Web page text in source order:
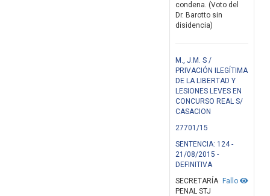
condena. (Voto del
Dr. Barotto sin
disidencia)
M., J.M. S /
PRIVACIÓN ILEGÍTIMA
DE LA LIBERTAD Y
LESIONES LEVES EN
CONCURSO REAL S/
CASACION
27701/15
SENTENCIA: 124 -
21/08/2015 -
DEFINITIVA
Fallo
SECRETARÍA
PENAL STJ